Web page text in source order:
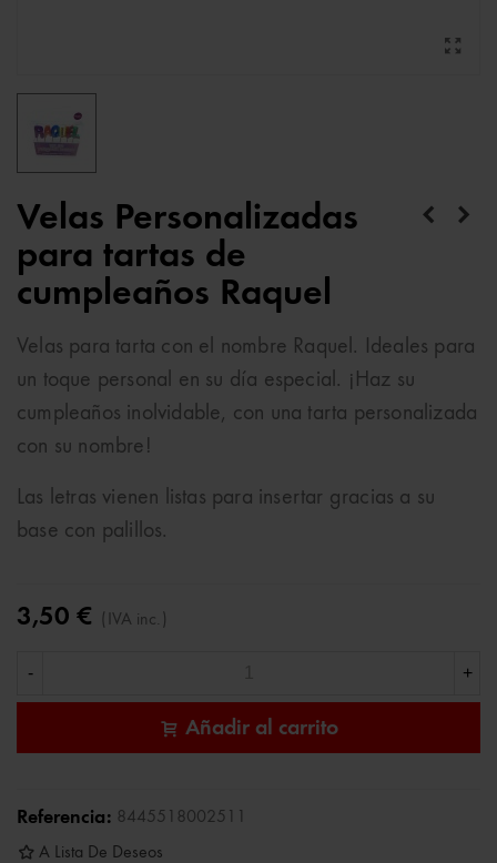
Velas Personalizadas
para tartas de
cumpleaños Raquel
Velas para tarta con el nombre Raquel. Ideales para
un toque personal en su día especial. ¡Haz su
cumpleaños inolvidable, con una tarta personalizada
con su nombre!
Las letras vienen listas para insertar gracias a su
base con palillos.
3,50 € (IVA inc.)
- +
Añadir al carrito
Referencia: 8445518002511
A Lista De Deseos